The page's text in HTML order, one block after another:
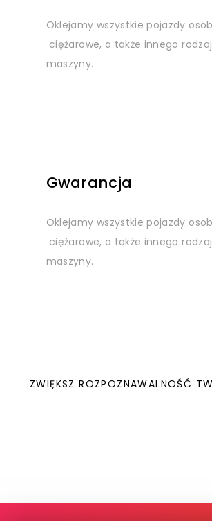
Oklejamy wszystkie pojazdy
ciężarowe, a także innego
maszyny.
Gwarancja
Oklejamy wszystkie pojazdy
ciężarowe, a także innego
maszyny.
ZWIĘKSZ ROZPOZNAWALNOŚĆ